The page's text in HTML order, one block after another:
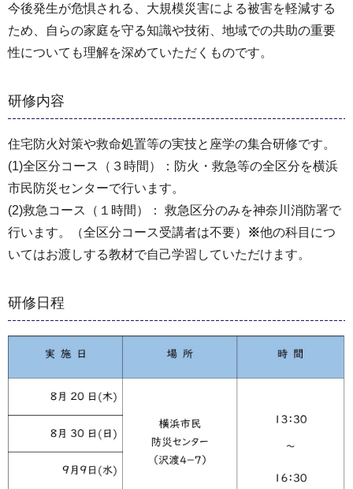
今後発生が危惧される、大規模災害による被害を軽減する
ため、自らの家庭を守る知識や技術、地域での共助の重要
性についても理解を深めていただくものです。
研修内容
住宅防火対策や救命処置等の実技と座学の集合研修です。
(1)全区分コース（３時間）：防火・救急等の全区分を横浜
市民防災センターで行います。
(2)救急コース（１時間）： 救急区分のみを神奈川消防署で
行います。（全区分コース受講者は不要）
※他の科目につ
いてはお渡しする教材で自己学習していただけます。
研修日程